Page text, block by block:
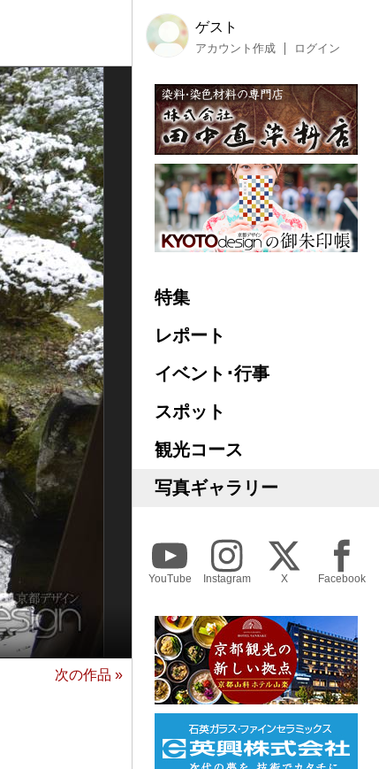
次の作品 »
ゲスト
アカウント作成 ログイン
特集
レポート
イベント･行事
スポット
観光コース
写真ギャラリー
YouTube Instagram X Facebook